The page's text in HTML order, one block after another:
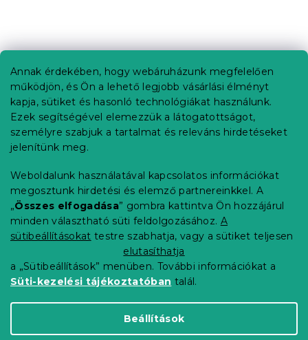
Annak érdekében, hogy webáruházunk megfelelően
működjön, és Ön a lehető legjobb vásárlási élményt
kapja, sütiket és hasonló technológiákat használunk.
Ezek segítségével elemezzük a látogatottságot,
személyre szabjuk a tartalmat és releváns hirdetéseket
jelenítünk meg.
Weboldalunk használatával kapcsolatos információkat
megosztunk hirdetési és elemző partnereinkkel. A
„Összes elfogadása” gombra kattintva Ön hozzájárul
minden választható süti feldolgozásához. A
sütibeállításokat testre szabhatja, vagy a sütiket teljesen
elutasíthatja
a „Sütibeállítások” menüben. További információkat a
Süti-kezelési tájékoztatóban talál.
Beállítások
á
Információ az Ön számára
Rendelés követése
Szállítási lehetőségek
Fizetési lehetőségek
Reklamáció és áruvisszaküldés
Elérhetőség
Általános szerződési feltételek
Adatvédelmi nyilatkozat
Blog
Partnereinknek